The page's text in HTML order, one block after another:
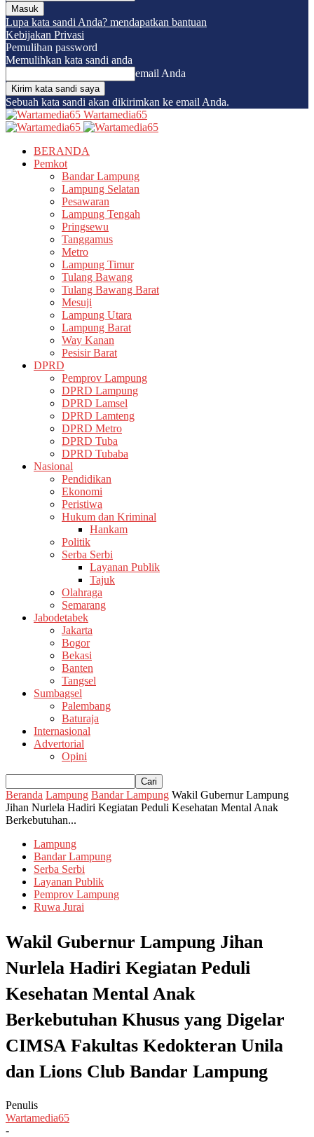
Lupa kata sandi Anda? mendapatkan bantuan
Kebijakan Privasi
Pemulihan password
Memulihkan kata sandi anda
email Anda
Sebuah kata sandi akan dikirimkan ke email Anda.
Wartamedia65
BERANDA
Pemkot
Bandar Lampung
Lampung Selatan
Pesawaran
Lampung Tengah
Pringsewu
Tanggamus
Metro
Lampung Timur
Tulang Bawang
Tulang Bawang Barat
Mesuji
Lampung Utara
Lampung Barat
Way Kanan
Pesisir Barat
DPRD
Pemprov Lampung
DPRD Lampung
DPRD Lamsel
DPRD Lamteng
DPRD Metro
DPRD Tuba
DPRD Tubaba
Nasional
Pendidikan
Ekonomi
Peristiwa
Hukum dan Kriminal
Hankam
Politik
Serba Serbi
Layanan Publik
Tajuk
Olahraga
Semarang
Jabodetabek
Jakarta
Bogor
Bekasi
Banten
Tangsel
Sumbagsel
Palembang
Baturaja
Internasional
Advertorial
Opini
Beranda Lampung Bandar Lampung Wakil Gubernur Lampung
Jihan Nurlela Hadiri Kegiatan Peduli Kesehatan Mental Anak
Berkebutuhan...
Lampung
Bandar Lampung
Serba Serbi
Layanan Publik
Pemprov Lampung
Ruwa Jurai
Wakil Gubernur Lampung Jihan
Nurlela Hadiri Kegiatan Peduli
Kesehatan Mental Anak
Berkebutuhan Khusus yang Digelar
CIMSA Fakultas Kedokteran Unila
dan Lions Club Bandar Lampung
Penulis
Wartamedia65
-